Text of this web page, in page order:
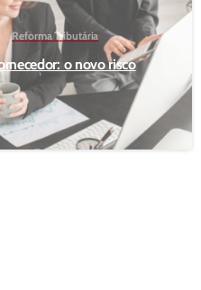
Reforma Tributária
o novo risco